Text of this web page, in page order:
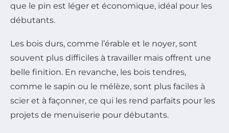
que le pin est léger et économique, idéal pour les
débutants.
Les bois durs, comme l’érable et le noyer, sont
souvent plus difficiles à travailler mais offrent une
belle finition. En revanche, les bois tendres,
comme le sapin ou le mélèze, sont plus faciles à
scier et à façonner, ce qui les rend parfaits pour les
projets de menuiserie pour débutants.